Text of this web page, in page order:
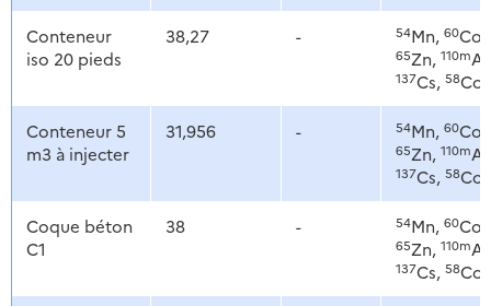
Conteneur
iso 20 pieds
38,27 - 54Mn, 60Co,
65Zn, 110m
137Cs, 58Co
Conteneur 5
m3 à injecter
31,956 - 54Mn, 60Co,
65Zn, 110m
137Cs, 58Co
Coque béton
C1
38 - 54Mn, 60Co,
65Zn, 110m
137Cs, 58Co